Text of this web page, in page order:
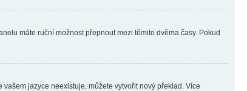
máte ruční možnost přepnout mezi těmito dvěma časy. Pokud
jazyce neexistuje, můžete vytvořit nový překlad. Více